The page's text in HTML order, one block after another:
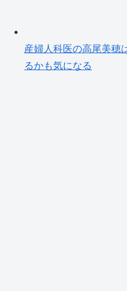
産婦人科医の高尾美穂
るかも気になる